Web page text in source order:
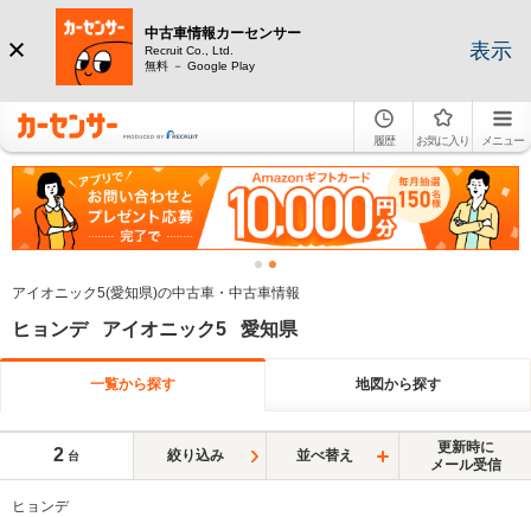
中古車情報カーセンサー
Recruit Co., Ltd.
無料 － Google Play
表示
履歴 お気に入り メニュー
アイオニック5(愛知県)の中古車・中古車情報
ヒョンデ アイオニック5 愛知県
一覧から探す 地図から探す
2 台 絞り込み 並べ替え
更新時に
メール受信
ヒョンデ